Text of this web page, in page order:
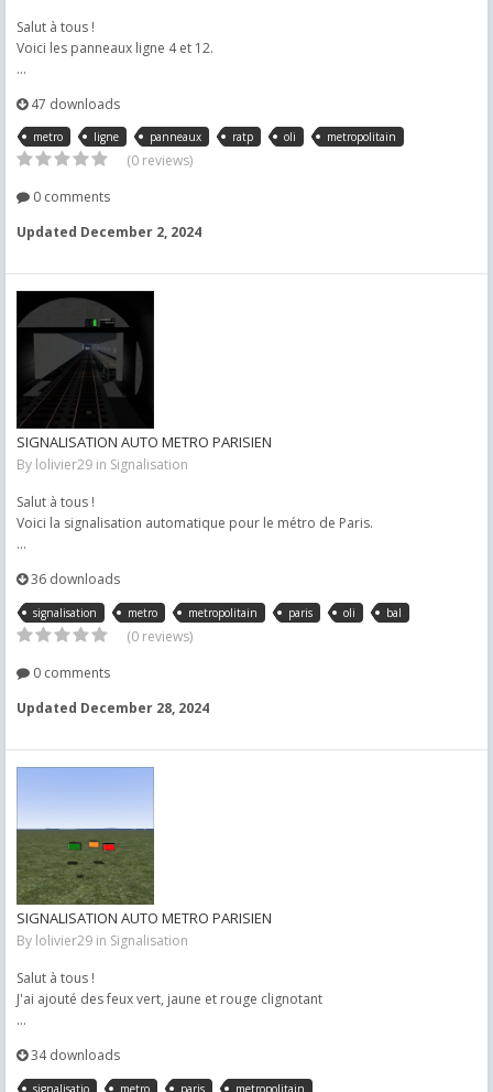
Salut à tous !
Voici les panneaux ligne 4 et 12.
...
47 downloads
metro ligne panneaux ratp oli metropolitain
(0 reviews)
0 comments
Updated December 2, 2024
SIGNALISATION AUTO METRO PARISIEN
By lolivier29 in Signalisation
Salut à tous !
Voici la signalisation automatique pour le métro de Paris.
...
36 downloads
signalisation metro metropolitain paris oli bal
(0 reviews)
0 comments
Updated December 28, 2024
SIGNALISATION AUTO METRO PARISIEN
By lolivier29 in Signalisation
Salut à tous !
J'ai ajouté des feux vert, jaune et rouge clignotant
...
34 downloads
signalisatio metro paris metropolitain